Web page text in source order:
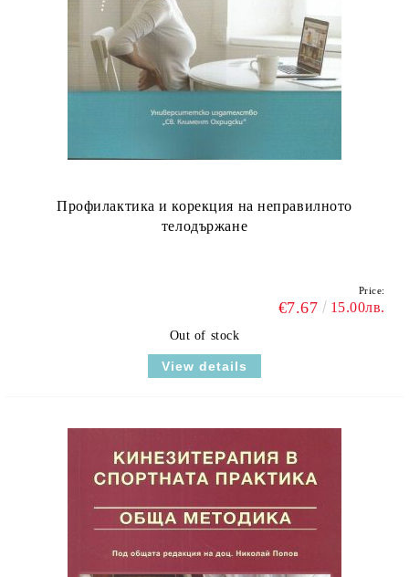
Профилактика и корекция на неправилното
телодържане
Price:
€7.67 15.00лв.
Out of stock
View details